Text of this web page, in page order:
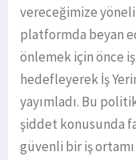
vereceğimize
platformda beyan
önlemek için önce
hedefleyerek İş
yayımladı. Bu
şiddet konusunda
güvenli bir iş